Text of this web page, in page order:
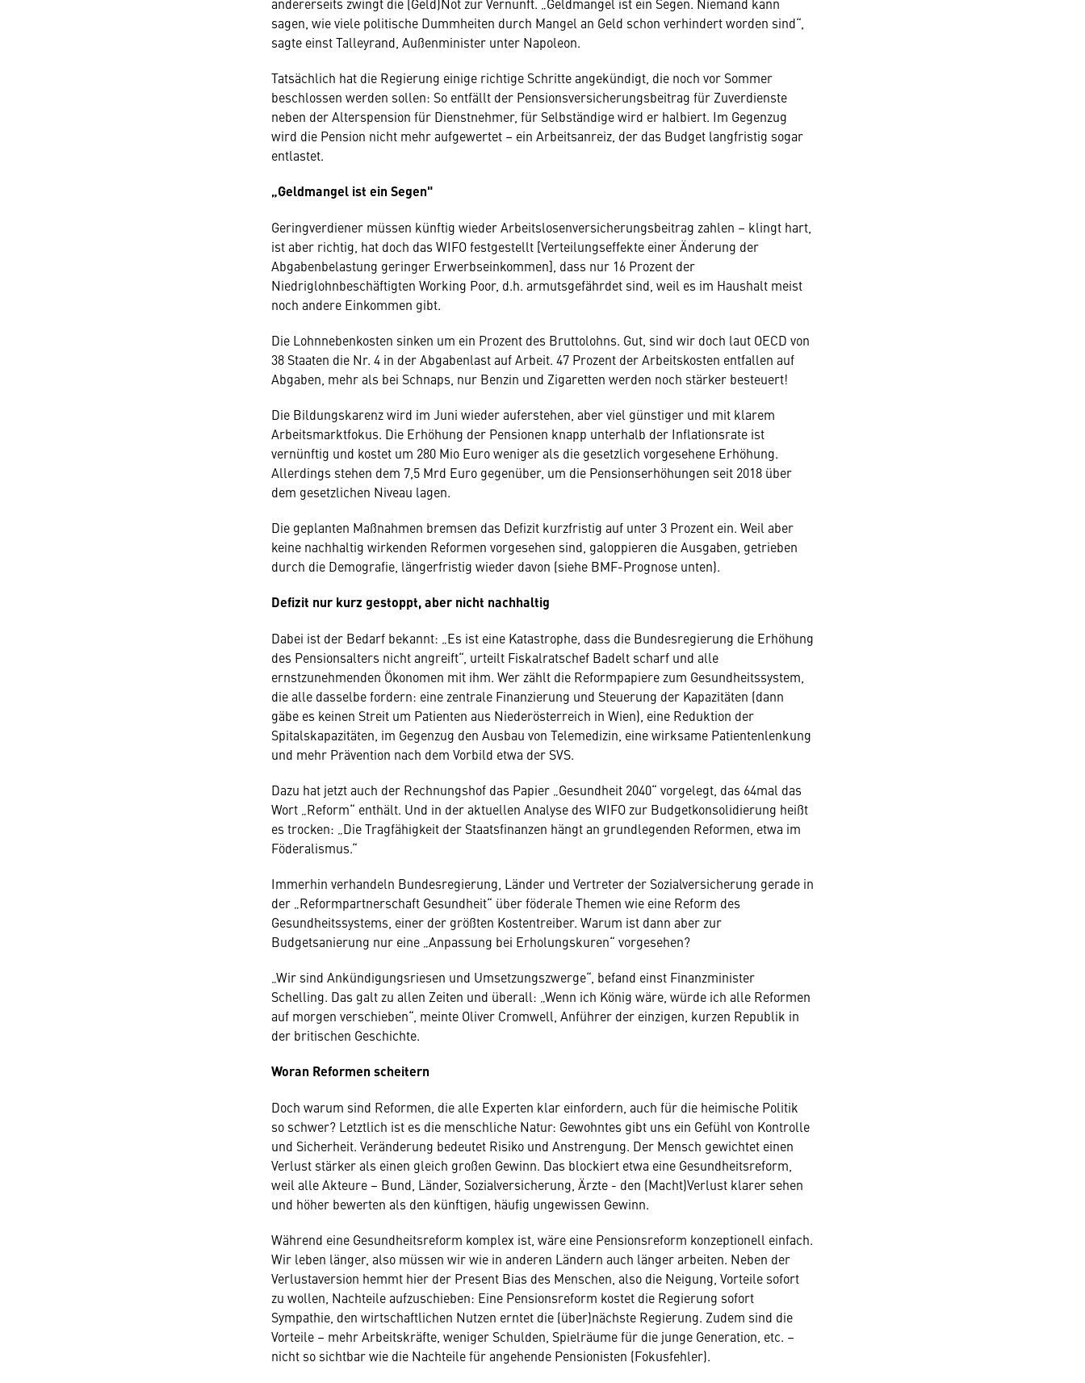
sagen, wie viele politische Dummheiten durch Mangel an Geld schon verhindert worden sind“,
sagte einst Talleyrand, Außenminister unter Napoleon.
Tatsächlich hat die Regierung einige richtige Schritte angekündigt, die noch vor Sommer
beschlossen werden sollen: So entfällt der Pensionsversicherungsbeitrag für Zuverdienste
neben der Alterspension für Dienstnehmer, für Selbständige wird er halbiert. Im Gegenzug
wird die Pension nicht mehr aufgewertet – ein Arbeitsanreiz, der das Budget langfristig sogar
entlastet.
„Geldmangel ist ein Segen"
Geringverdiener müssen künftig wieder Arbeitslosenversicherungsbeitrag zahlen – klingt hart,
ist aber richtig, hat doch das WIFO festgestellt [Verteilungseffekte einer Änderung der
Abgabenbelastung geringer Erwerbseinkommen], dass nur 16 Prozent der
Niedriglohnbeschäftigten Working Poor, d.h. armutsgefährdet sind, weil es im Haushalt meist
noch andere Einkommen gibt.
Die Lohnnebenkosten sinken um ein Prozent des Bruttolohns. Gut, sind wir doch laut OECD von
38 Staaten die Nr. 4 in der Abgabenlast auf Arbeit. 47 Prozent der Arbeitskosten entfallen auf
Abgaben, mehr als bei Schnaps, nur Benzin und Zigaretten werden noch stärker besteuert!
Die Bildungskarenz wird im Juni wieder auferstehen, aber viel günstiger und mit klarem
Arbeitsmarktfokus. Die Erhöhung der Pensionen knapp unterhalb der Inflationsrate ist
vernünftig und kostet um 280 Mio Euro weniger als die gesetzlich vorgesehene Erhöhung.
Allerdings stehen dem 7,5 Mrd Euro gegenüber, um die Pensionserhöhungen seit 2018 über
dem gesetzlichen Niveau lagen.
Die geplanten Maßnahmen bremsen das Defizit kurzfristig auf unter 3 Prozent ein. Weil aber
keine nachhaltig wirkenden Reformen vorgesehen sind, galoppieren die Ausgaben, getrieben
durch die Demografie, längerfristig wieder davon (siehe BMF-Prognose unten).
Defizit nur kurz gestoppt, aber nicht nachhaltig
Dabei ist der Bedarf bekannt: „Es ist eine Katastrophe, dass die Bundesregierung die Erhöhung
des Pensionsalters nicht angreift“, urteilt Fiskalratschef Badelt scharf und alle
ernstzunehmenden Ökonomen mit ihm. Wer zählt die Reformpapiere zum Gesundheitssystem,
die alle dasselbe fordern: eine zentrale Finanzierung und Steuerung der Kapazitäten (dann
gäbe es keinen Streit um Patienten aus Niederösterreich in Wien), eine Reduktion der
Spitalskapazitäten, im Gegenzug den Ausbau von Telemedizin, eine wirksame Patientenlenkung
und mehr Prävention nach dem Vorbild etwa der SVS.
Dazu hat jetzt auch der Rechnungshof das Papier „Gesundheit 2040“ vorgelegt, das 64mal das
Wort „Reform“ enthält. Und in der aktuellen Analyse des WIFO zur Budgetkonsolidierung heißt
es trocken: „Die Tragfähigkeit der Staatsfinanzen hängt an grundlegenden Reformen, etwa im
Föderalismus.“
Immerhin verhandeln Bundesregierung, Länder und Vertreter der Sozialversicherung gerade in
der „Reformpartnerschaft Gesundheit“ über föderale Themen wie eine Reform des
Gesundheitssystems, einer der größten Kostentreiber. Warum ist dann aber zur
Budgetsanierung nur eine „Anpassung bei Erholungskuren“ vorgesehen?
„Wir sind Ankündigungsriesen und Umsetzungszwerge“, befand einst Finanzminister
Schelling. Das galt zu allen Zeiten und überall: „Wenn ich König wäre, würde ich alle Reformen
auf morgen verschieben“, meinte Oliver Cromwell, Anführer der einzigen, kurzen Republik in
der britischen Geschichte.
Woran Reformen scheitern
Doch warum sind Reformen, die alle Experten klar einfordern, auch für die heimische Politik
so schwer? Letztlich ist es die menschliche Natur: Gewohntes gibt uns ein Gefühl von Kontrolle
und Sicherheit. Veränderung bedeutet Risiko und Anstrengung. Der Mensch gewichtet einen
Verlust stärker als einen gleich großen Gewinn. Das blockiert etwa eine Gesundheitsreform,
weil alle Akteure – Bund, Länder, Sozialversicherung, Ärzte - den (Macht)Verlust klarer sehen
und höher bewerten als den künftigen, häufig ungewissen Gewinn.
Während eine Gesundheitsreform komplex ist, wäre eine Pensionsreform konzeptionell einfach.
Wir leben länger, also müssen wir wie in anderen Ländern auch länger arbeiten. Neben der
Verlustaversion hemmt hier der Present Bias des Menschen, also die Neigung, Vorteile sofort
zu wollen, Nachteile aufzuschieben: Eine Pensionsreform kostet die Regierung sofort
Sympathie, den wirtschaftlichen Nutzen erntet die (über)nächste Regierung. Zudem sind die
Vorteile – mehr Arbeitskräfte, weniger Schulden, Spielräume für die junge Generation, etc. –
nicht so sichtbar wie die Nachteile für angehende Pensionisten (Fokusfehler).